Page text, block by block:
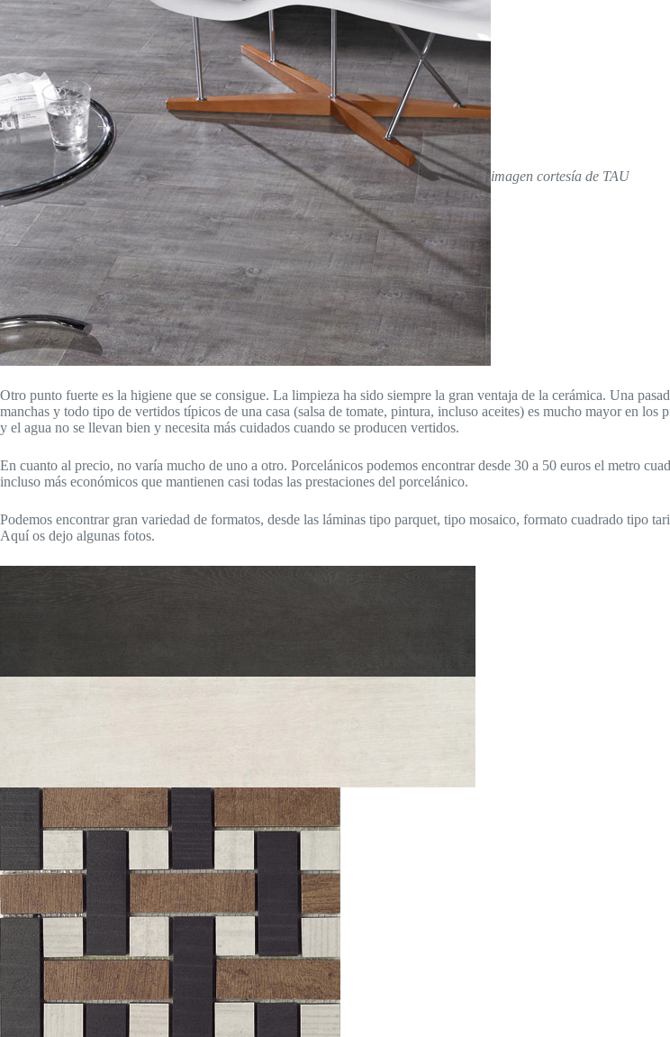
imagen cortesía de TAU
Otro punto fuerte es la higiene que se consigue. La limpieza ha sido siempre la gran ventaja de la cerámica. Una
manchas y todo tipo de vertidos típicos de una casa (salsa de tomate, pintura, incluso aceites) es mucho mayor en
y el agua no se llevan bien y necesita más cuidados cuando se producen vertidos.
En cuanto al precio, no varía mucho de uno a otro. Porcelánicos podemos encontrar desde 30 a 50 euros el metro
incluso más económicos que mantienen casi todas las prestaciones del porcelánico.
Podemos encontrar gran variedad de formatos, desde las láminas tipo parquet, tipo mosaico, formato cuadrado tipo
Aquí os dejo algunas fotos.